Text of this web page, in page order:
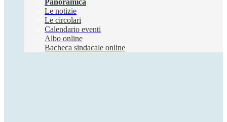
Panoramica
Le notizie
Le circolari
Calendario eventi
Albo online
Bacheca sindacale online